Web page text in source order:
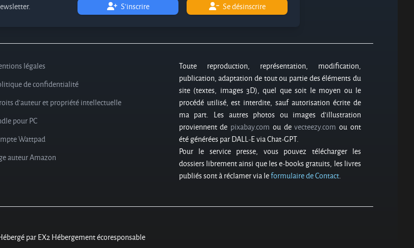
S'inscrire Se désinscrire
légales
de confidentialité
d'auteur et propriété intellectuelle
pour PC
Wattpad
auteur Amazon
Toute reproduction, représentation, modification,
publication, adaptation de tout ou partie des éléments du
site (textes, images 3D), quel que soit le moyen ou le
procédé utilisé, est interdite, sauf autorisation écrite de
ma part. Les autres photos ou images d’illustration
proviennent de pixabay.com ou devecteezy.com ou ont
été générées par DALL-E via Chat-GPT.
Pour le service presse, vous pouvez télécharger les
dossiers librement ainsi que les e-books gratuits, les livres
publiés sont à réclamer via leformulaire de Contact.
par EX2 Hébergement écoresponsable